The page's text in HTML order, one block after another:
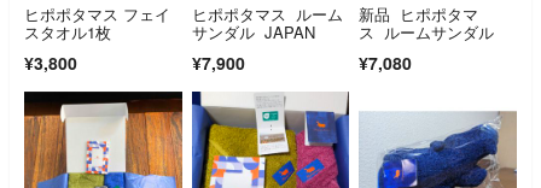
ヒポポタマス フェイ
スタオル1枚
¥3,800
ヒポポタマス ルーム
サンダル JAPAN
¥7,900
新品 ヒポポタマ
ス ルームサンダル
¥7,080